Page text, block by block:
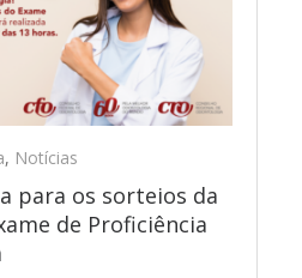
, Notícias
para os sorteios da
de Proficiência